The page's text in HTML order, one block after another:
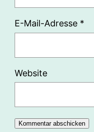
E-Mail-Adresse *
Website